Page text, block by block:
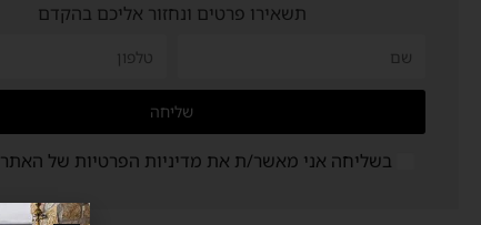
תשאירו פרטים ונחזור אליכם בהקדם
בשליחה אני מאשר/ת את מדיניות הפרטיות של האתר
שליחה